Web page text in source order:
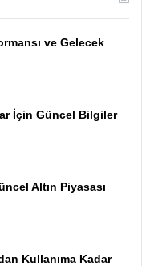
ve Gelecek
İçin Güncel Bilgiler
Altın Piyasası
Kullanıma Kadar